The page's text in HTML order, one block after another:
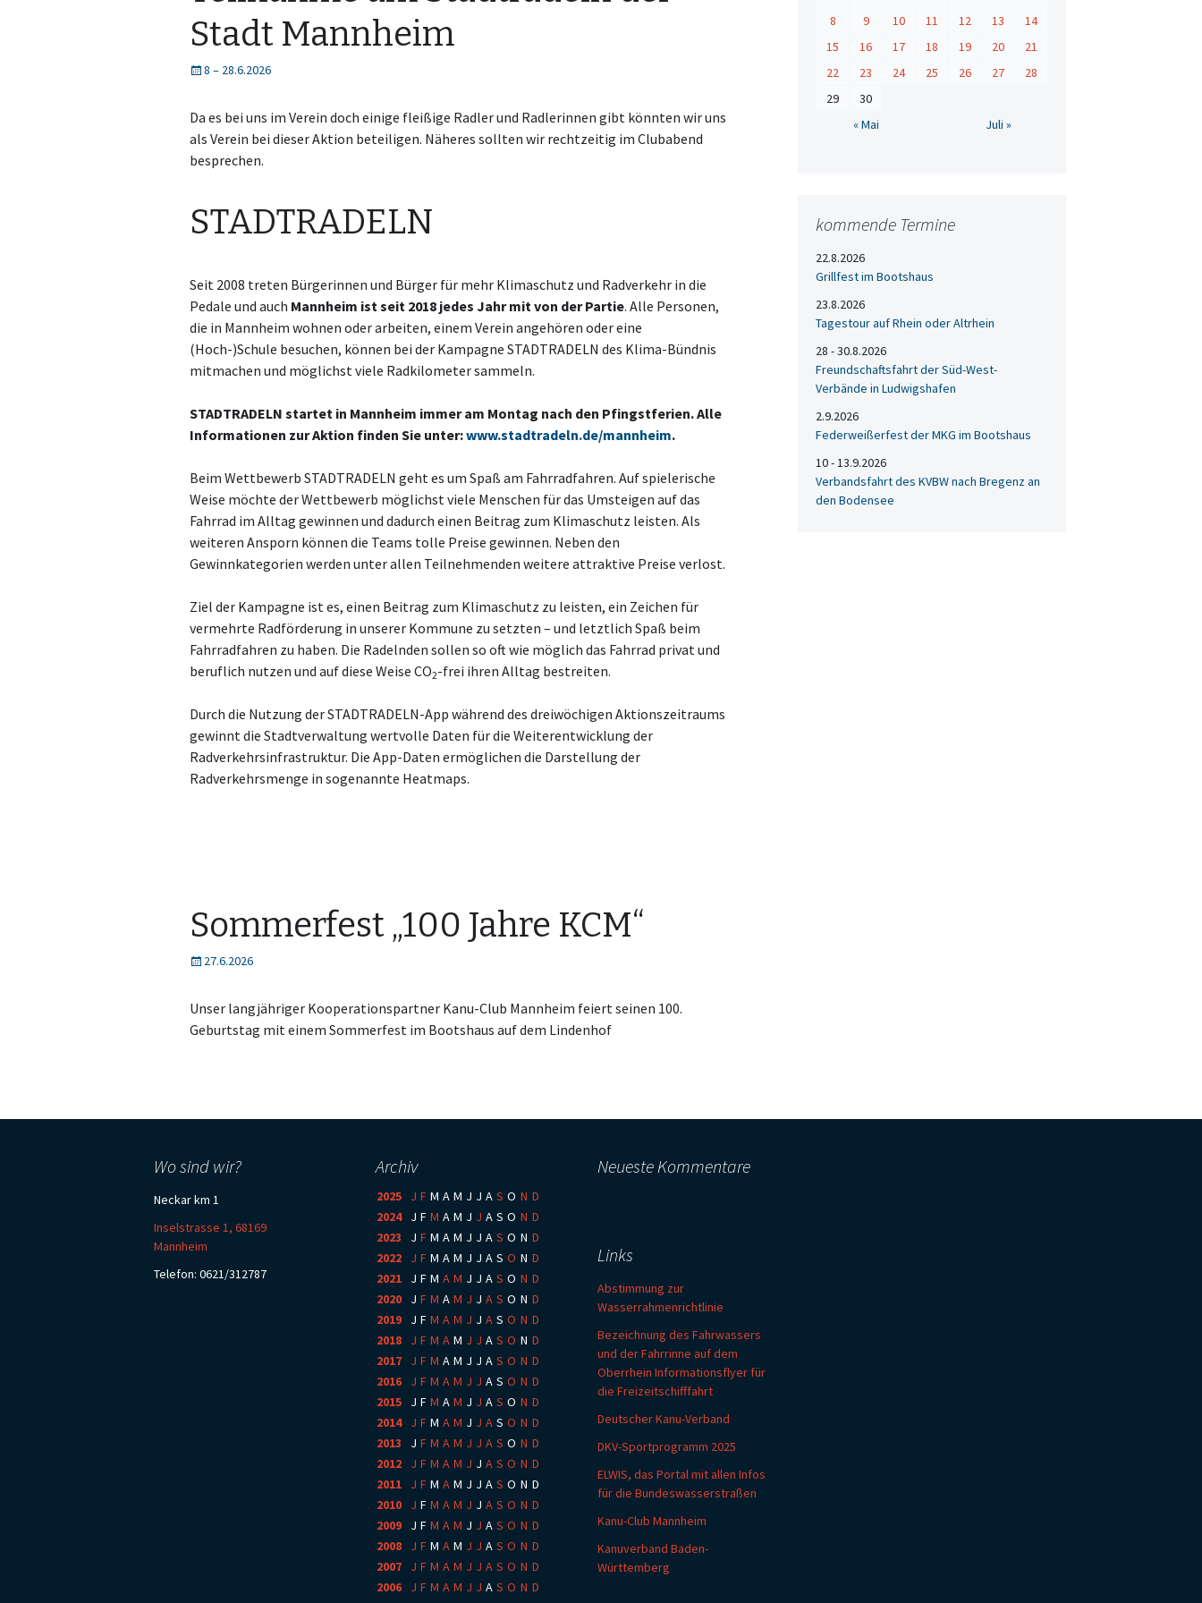
Stadt Mannheim
8 – 28.6.2026
Da es bei uns im Verein doch einige fleißige Radler und Radlerinnen gibt könnten wir uns
als Verein bei dieser Aktion beteiligen. Näheres sollten wir rechtzeitig im Clubabend
besprechen.
STADTRADELN
Seit 2008 treten Bürgerinnen und Bürger für mehr Klimaschutz und Radverkehr in die
Pedale und auch Mannheim ist seit 2018 jedes Jahr mit von der Partie. Alle Personen,
die in Mannheim wohnen oder arbeiten, einem Verein angehören oder eine
(Hoch-)Schule besuchen, können bei der Kampagne STADTRADELN des Klima-Bündnis
mitmachen und möglichst viele Radkilometer sammeln.
STADTRADELN startet in Mannheim immer am Montag nach den Pfingstferien. Alle
Informationen zur Aktion finden Sie unter:www.stadtradeln.de/mannheim.
Beim Wettbewerb STADTRADELN geht es um Spaß am Fahrradfahren. Auf spielerische
Weise möchte der Wettbewerb möglichst viele Menschen für das Umsteigen auf das
Fahrrad im Alltag gewinnen und dadurch einen Beitrag zum Klimaschutz leisten. Als
weiteren Ansporn können die Teams tolle Preise gewinnen. Neben den
Gewinnkategorien werden unter allen Teilnehmenden weitere attraktive Preise verlost.
Ziel der Kampagne ist es, einen Beitrag zum Klimaschutz zu leisten, ein Zeichen für
vermehrte Radförderung in unserer Kommune zu setzten – und letztlich Spaß beim
Fahrradfahren zu haben. Die Radelnden sollen so oft wie möglich das Fahrrad privat und
beruflich nutzen und auf diese Weise CO2-frei ihren Alltag bestreiten.
Durch die Nutzung der STADTRADELN-App während des dreiwöchigen Aktionszeitraums
gewinnt die Stadtverwaltung wertvolle Daten für die Weiterentwicklung der
Radverkehrsinfrastruktur. Die App-Daten ermöglichen die Darstellung der
Radverkehrsmenge in sogenannte Heatmaps.
Sommerfest „100 Jahre KCM“
27.6.2026
Unser langjähriger Kooperationspartner Kanu-Club Mannheim feiert seinen 100.
Geburtstag mit einem Sommerfest im Bootshaus auf dem Lindenhof
8
9 10 11 12 13
14
15
16 17 18 19 20
21
22
23 24 25 26 27
28
29
30
« Mai
Juli »
kommende Termine
22.8.2026
Grillfest im Bootshaus
23.8.2026
Tagestour auf Rhein oder Altrhein
28 - 30.8.2026
Freundschaftsfahrt der Süd-West-
Verbände in Ludwigshafen
2.9.2026
Federweißerfest der MKG im Bootshaus
10 - 13.9.2026
Verbandsfahrt des KVBW nach Bregenz an
den Bodensee
Wo sind wir?
Neckar km 1
Inselstrasse 1, 68169
Mannheim
Telefon: 0621/312787
Archiv
2025 J F M A M J J A S O N D
2024: J F M A M J J A S O N D
2023
J F M A M J J A S O N D
2022
J F M A M J J A S O N D
2021
J F M A M J J A S O N D
2020
J F M A M J J A S O N D
2019
J F M A M J J A S O N D
2018
J F M A M J J A S O N D
2017
J F M A M J J A S O N D
2016
J F M A M J J A S O N D
2015
J F M A M J J A S O N D
2014: J F M A M J J A S O N D
2013
J F M A M J J A S O N D
2012
J F M A M J J A S O N D
2011
J F M A M J J A S O N D
2010
J F M A M J J A S O N D
2009
J F M A M J J A S O N D
2008
J F M A M J J A S O N D
2007
J F M A M J J A S O N D
2006
J F M A M J J A S O N D
Neueste Kommentare
Links
Abstimmung zur
Wasserrahmenrichtlinie
Bezeichnung des Fahrwassers
und der Fahrrinne auf dem
Oberrhein Informationsflyer für
die Freizeitschifffahrt
Deutscher Kanu-Verband
DKV-Sportprogramm 2025
ELWIS, das Portal mit allen Infos
für die Bundeswasserstraßen
Kanu-Club Mannheim
Kanuverband Baden-
Württemberg